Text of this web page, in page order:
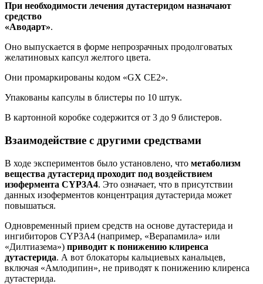
При необходимости лечения дутастеридом назначают
средство
«Аводарт».
Оно выпускается в форме непрозрачных продолговатых
желатиновых капсул желтого цвета.
Они промаркированы кодом «GX CE2».
Упакованы капсулы в блистеры по 10 штук.
В картонной коробке содержится от 3 до 9 блистеров.
Взаимодействие с другими средствами
В ходе экспериментов было установлено, что метаболизм
вещества дутастерид проходит под воздействием
изофермента CYP3A4. Это означает, что в присутствии
данных изоферментов концентрация дутастерида может
повышаться.
Одновременный прием средств на основе дутастерида и
ингибиторов CYP3A4 (например, «Верапамила» или
«Дилтиазема») приводит к понижению клиренса
дутастерида. А вот блокаторы кальциевых канальцев,
включая «Амлодипин», не приводят к понижению клиренса
дутастерида.